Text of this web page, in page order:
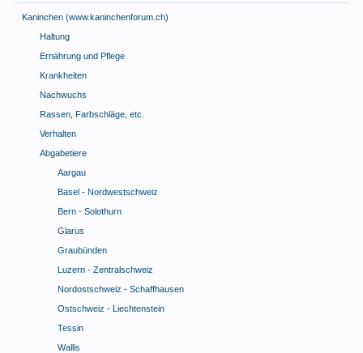
Kaninchen (www.kaninchenforum.ch)
Haltung
Ernährung und Pflege
Krankheiten
Nachwuchs
Rassen, Farbschläge, etc.
Verhalten
Abgabetiere
Aargau
Basel - Nordwestschweiz
Bern - Solothurn
Glarus
Graubünden
Luzern - Zentralschweiz
Nordostschweiz - Schaffhausen
Ostschweiz - Liechtenstein
Tessin
Wallis